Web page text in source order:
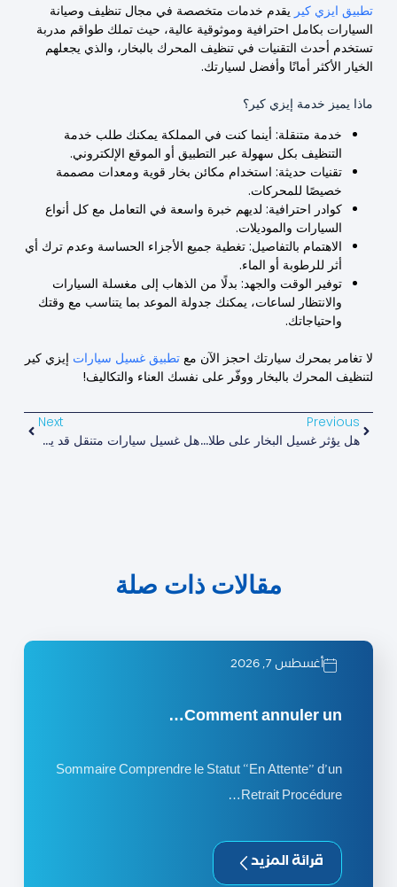
تطبيق ايزي كير يقدم خدمات متخصصة في مجال تنظيف وصيانة
السيارات بكامل احترافية وموثوقية عالية، حيث تملك طواقم مدربة
تستخدم أحدث التقنيات في تنظيف المحرك بالبخار، والذي يجعلهم
الخيار الأكثر أمانًا وأفضل لسيارتك.
ماذا يميز خدمة إيزي كير؟
خدمة متنقلة: أينما كنت في المملكة يمكنك طلب خدمة
التنظيف بكل سهولة عبر التطبيق أو الموقع الإلكتروني.
تقنيات حديثة: استخدام مكائن بخار قوية ومعدات مصممة
خصيصًا للمحركات.
كوادر احترافية: لديهم خبرة واسعة في التعامل مع كل أنواع
السيارات والموديلات.
الاهتمام بالتفاصيل: تغطية جميع الأجزاء الحساسة وعدم ترك أي
أثر للرطوبة أو الماء.
توفير الوقت والجهد: بدلًا من الذهاب إلى مغسلة السيارات
والانتظار لساعات، يمكنك جدولة الموعد بما يتناسب مع وقتك
واحتياجاتك.
لا تغامر بمحرك سيارتك احجز الآن مع تطبيق غسيل سيارات إيزي كير
لتنظيف المحرك بالبخار ووفّر على نفسك العناء والتكاليف!
Previous
هل يؤثر غسيل البخار على طلاء السيارة؟
Next
هل غسيل سيارات متنقل قد يسبب ضررًا للسيارات الكهربائية؟
مقالات ذات صلة
أغسطس 7, 2026
Comment annuler un…
Sommaire Comprendre le Statut “En Attente” d’un
Retrait Procédure…
قرائة المزيد